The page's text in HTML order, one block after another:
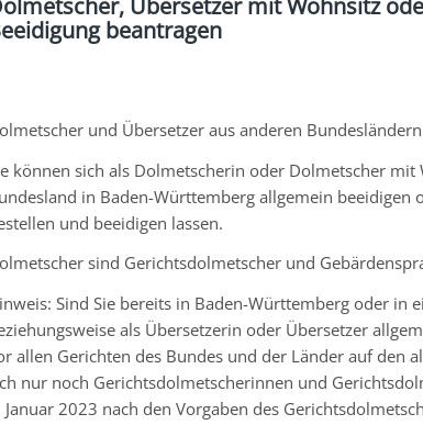
Übersetzer mit Wohnsitz
beantragen
und Übersetzer aus anderen Bundesländern
können sich als Dolmetscherin oder Dolmetscher
in Baden-Württemberg allgemein
und beeidigen lassen.
sind Gerichtsdolmetscher und
Sind Sie bereits in Baden-Württemberg oder in
als Übersetzerin oder Übersetzer
allen Gerichten des Bundes und der Länder auf den
nur noch Gerichtsdolmetscherinnen und
Januar 2023 nach den Vorgaben des